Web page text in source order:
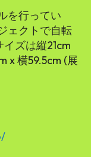
を行ってい
ェクトで自転
ズは縦21cm
x 横59.5cm (展